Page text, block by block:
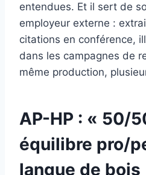
entendues. Et il sert de
employeur externe :
citations en conférence,
dans les campagnes de
même production,
AP-HP : « 50/
équilibre pro/
langue de bois